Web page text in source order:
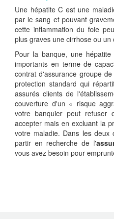
Une hépatite C est une
par le sang et pouvant
cette inflammation du foie
plus graves une cirrhose ou un
Pour la banque, une
importants en terme de
contrat d'assurance groupe
protection standard qui
assurés clients de
couverture d'un « risque
votre banquier peut refuser
accepter mais en excluant la
votre maladie. Dans les
partir en recherche de l'
vous avez besoin pour